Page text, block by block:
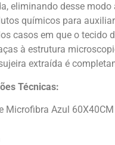
eliminando desse modo
químicos para
casos em que o tecido
à estrutura
extraída é
Técnicas:
Microfibra Azul